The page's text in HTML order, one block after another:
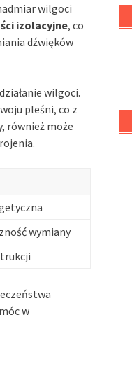
wilgoci
izolacyjne, co
dźwięków
wilgoci.
pleśni, co z
również może
wymiany
w